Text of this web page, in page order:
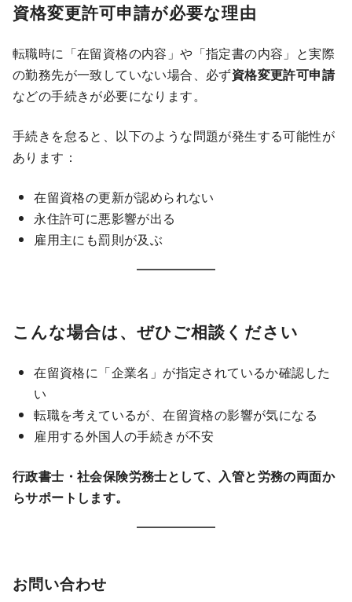
資格変更許可申請が必要な理由
転職時に「在留資格の内容」や「指定書の内容」と実際
の勤務先が一致していない場合、必ず資格変更許可申請
などの手続きが必要になります。
手続きを怠ると、以下のような問題が発生する可能性が
あります：
在留資格の更新が認められない
永住許可に悪影響が出る
雇用主にも罰則が及ぶ
こんな場合は、ぜひご相談ください
在留資格に「企業名」が指定されているか確認した
い
転職を考えているが、在留資格の影響が気になる
雇用する外国人の手続きが不安
行政書士・社会保険労務士として、入管と労務の両面か
らサポートします。
お問い合わせ